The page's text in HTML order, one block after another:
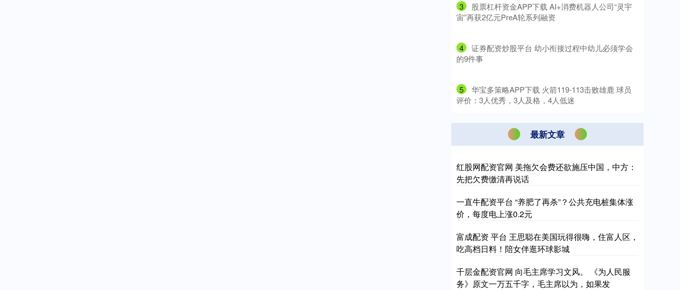
3
​股票杠杆资金APP下载 AI+消费机器人公司“灵宇
宙”再获2亿元PreA轮系列融资
4
​证券配资炒股平台 幼小衔接过程中幼儿必须学会
的9件事
5
​华宝多策略APP下载 火箭119-113击败雄鹿 球员
评价：3人优秀，3人及格，4人低迷
最新文章
红股网配资官网 美拖欠会费还欲施压中国，中方：
先把欠费缴清再说话
一直牛配资平台 “养肥了再杀”？公共充电桩集体涨
价，每度电上涨0.2元
富成配资 平台 王思聪在美国玩得很嗨，住富人区，
吃高档日料！陪女伴逛环球影城
千层金配资官网 向毛主席学习文风。 《为人民服
务》原文一万五千字，毛主席以为，如果发